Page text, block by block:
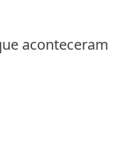
aconteceram